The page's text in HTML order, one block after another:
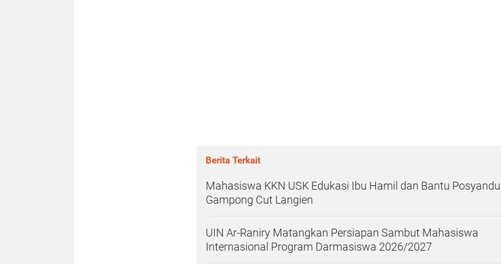
Berita Terkait
Mahasiswa KKN USK Edukasi Ibu Hamil dan Bantu
Gampong Cut Langien
UIN Ar-Raniry Matangkan Persiapan Sambut Mahasiswa
Internasional Program Darmasiswa 2026/2027